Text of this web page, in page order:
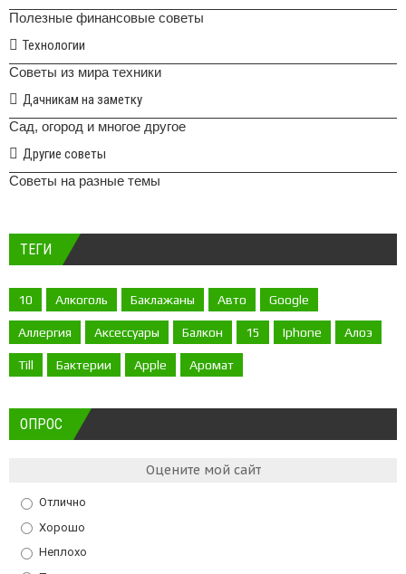
Полезные финансовые советы
Технологии
Советы из мира техники
Дачникам на заметку
Сад, огород и многое другое
Другие советы
Советы на разные темы
ТЕГИ
10 Алкоголь Баклажаны Авто Google
Аллергия Аксессуары Балкон 15 Iphone Алоэ
Till Бактерии Apple Аромат
ОПРОС
Оцените мой сайт
Отлично
Хорошо
Неплохо